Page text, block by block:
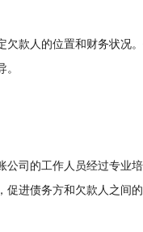
人的位置和财务状况
的工作人员经过专业
进债务方和欠款人之间的